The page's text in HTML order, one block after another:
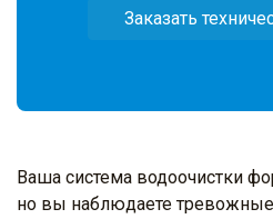
Заказать
Ваша система водоочистки
но вы наблюдаете